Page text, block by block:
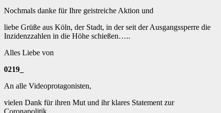
Nochmals danke für Ihre geistreiche Aktion und
liebe Grüße aus Köln, der Stadt, in der seit der Ausgangssperre die
Inzidenzzahlen in die Höhe schießen…..
Alles Liebe von
0219_
An alle Videoprotagonisten,
vielen Dank für ihren Mut und ihr klares Statement zur